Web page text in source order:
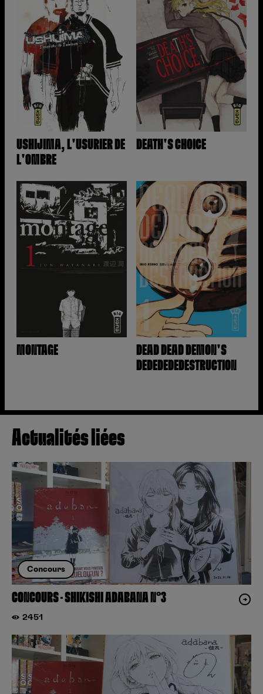
USHIJIMA, L'USURIER DE
L'OMBRE
DEATH'S CHOICE
MONTAGE
DEAD DEAD DEMON'S
DEDEDEDEDESTRUCTION
Actualités liées
Concours
CONCOURS – SHIKISHI ADABANA N°3
2451